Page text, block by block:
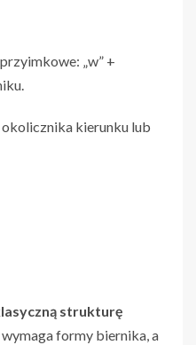
„w” +
okolicznika kierunku lub
strukturę
wymaga formy biernika, a